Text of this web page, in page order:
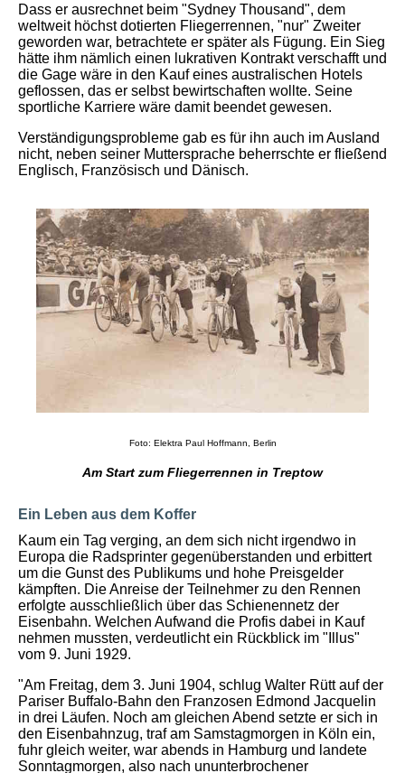
Dass er ausrechnet beim "Sydney Thousand", dem
weltweit höchst dotierten Fliegerrennen, "nur" Zweiter
geworden war, betrachtete er später als Fügung. Ein Sieg
hätte ihm nämlich einen lukrativen Kontrakt verschafft und
die Gage wäre in den Kauf eines australischen Hotels
geflossen, das er selbst bewirtschaften wollte. Seine
sportliche Karriere wäre damit beendet gewesen.
Verständigungsprobleme gab es für ihn auch im Ausland
nicht, neben seiner Muttersprache beherrschte er fließend
Englisch, Französisch und Dänisch.
Foto: Elektra Paul Hoffmann, Berlin
Am Start zum Fliegerrennen in Treptow
Ein Leben aus dem Koffer
Kaum ein Tag verging, an dem sich nicht irgendwo in
Europa die Radsprinter gegenüberstanden und erbittert
um die Gunst des Publikums und hohe Preisgelder
kämpften. Die Anreise der Teilnehmer zu den Rennen
erfolgte ausschließlich über das Schienennetz der
Eisenbahn. Welchen Aufwand die Profis dabei in Kauf
nehmen mussten, verdeutlicht ein Rückblick im "Illus"
vom 9. Juni 1929.
"Am Freitag, dem 3. Juni 1904, schlug Walter Rütt auf der
Pariser Buffalo-Bahn den Franzosen Edmond Jacquelin
in drei Läufen. Noch am gleichen Abend setzte er sich in
den Eisenbahnzug, traf am Samstagmorgen in Köln ein,
fuhr gleich weiter, war abends in Hamburg und landete
Sonntagmorgen, also nach ununterbrochener